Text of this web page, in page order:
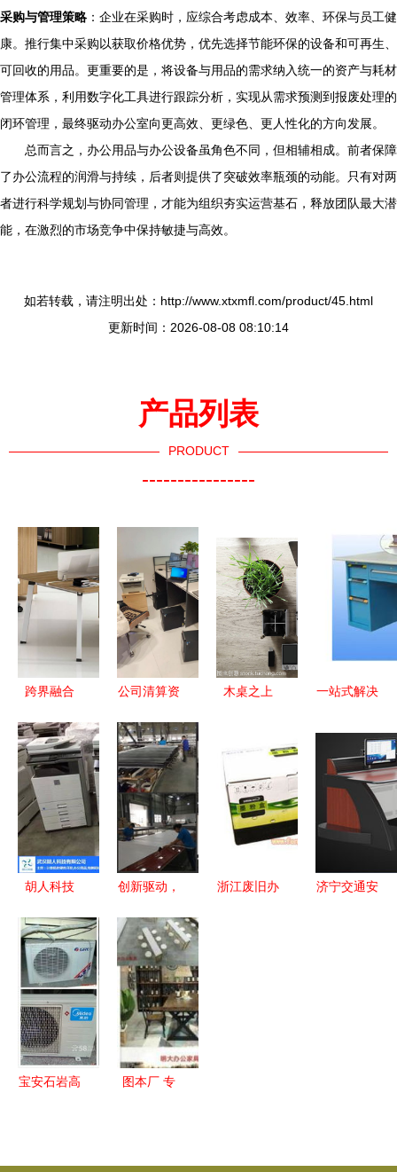
采购与管理策略 ：企业在采购时，应综合考虑成本、效率、环保与员工健
康。推行集中采购以获取价格优势，优先选择节能环保的设备和可再生、
可回收的用品。更重要的是，将设备与用品的需求纳入统一的资产与耗材
管理体系，利用数字化工具进行跟踪分析，实现从需求预测到报废处理的
闭环管理，最终驱动办公室向更高效、更绿色、更人性化的方向发展。
总而言之，办公用品与办公设备虽角色不同，但相辅相成。前者保障
了办公流程的润滑与持续，后者则提供了突破效率瓶颈的动能。只有对两
者进行科学规划与协同管理，才能为组织夯实运营基石，释放团队最大潜
能，在激烈的市场竞争中保持敏捷与高效。
如若转载，请注明出处：http://www.xtxmfl.com/product/45.html
更新时间：2026-08-08 08:10:14
产品列表
PRODUCT
----------------
跨界融合
扬办公设备
与化妆品的
创新商业模
式探析
公司清算资
新自用台式
办公电脑及
设备，含主
机
木桌之上
的秩序美学
一站式解决
办公设备销
售、批发、
供应与厂家
的全链条服
胡人科技
备专家，提
供高效复印
机维修与在
线咨询服务
创新驱动，
迅鑫以科技
之光重塑办
公照明新体
验
浙江废旧办
济宁交通安
宝安石岩高
图本厂 专